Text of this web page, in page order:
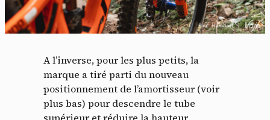
A l’inverse, pour les plus petits, la
marque a tiré parti du nouveau
positionnement de l’amortisseur (voir
plus bas) pour descendre le tube